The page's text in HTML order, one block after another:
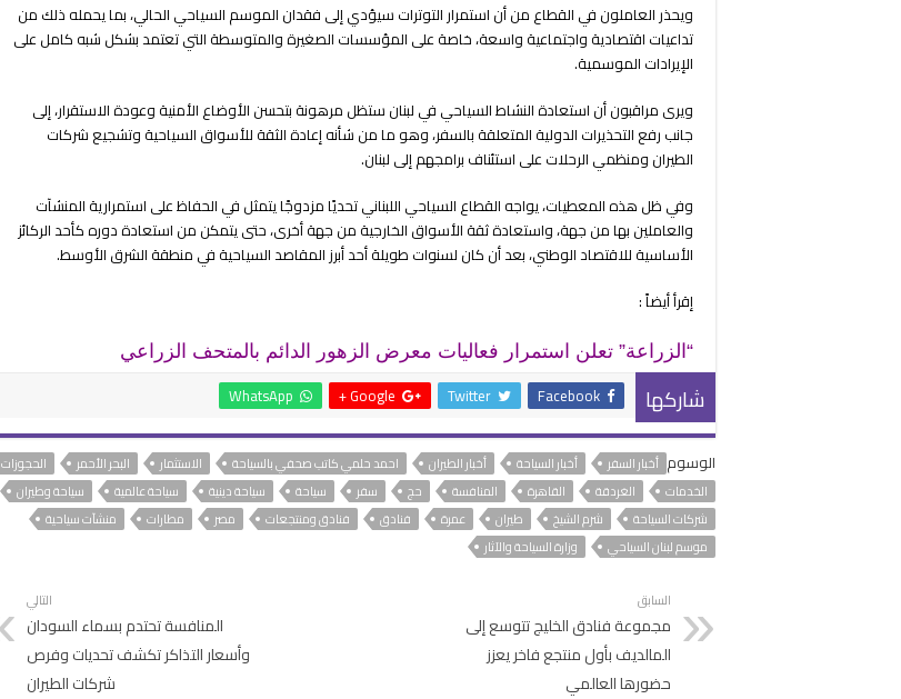
ويحذر العاملون في القطاع من أن استمرار التوترات سيؤدي إلى فقدان الموسم السياحي الحالي، بما يحمله ذلك من
تداعيات اقتصادية واجتماعية واسعة، خاصة على المؤسسات الصغيرة والمتوسطة التي تعتمد بشكل شبه كامل على
الإيرادات الموسمية.
ويرى مراقبون أن استعادة النشاط السياحي في لبنان ستظل مرهونة بتحسن الأوضاع الأمنية وعودة الاستقرار، إلى
جانب رفع التحذيرات الدولية المتعلقة بالسفر، وهو ما من شأنه إعادة الثقة للأسواق السياحية وتشجيع شركات
الطيران ومنظمي الرحلات على استئناف برامجهم إلى لبنان.
وفي ظل هذه المعطيات، يواجه القطاع السياحي اللبناني تحديًا مزدوجًا يتمثل في الحفاظ على استمرارية المنشآت
والعاملين بها من جهة، واستعادة ثقة الأسواق الخارجية من جهة أخرى، حتى يتمكن من استعادة دوره كأحد الركائز
الأساسية للاقتصاد الوطني، بعد أن كان لسنوات طويلة أحد أبرز المقاصد السياحية في منطقة الشرق الأوسط.
إقرأ أيضاً :
“الزراعة” تعلن استمرار فعاليات معرض الزهور الدائم بالمتحف الزراعي
شاركها Facebook
Twitter
Google +
WhatsApp
الوسوم أخبار السفر أخبار السياحة أخبار الطيران احمد حلمي كاتب صحفي بالسياحة الاستثمار البحر الأحمر
الحجوزات
الخدمات
الغردقة القاهرة المنافسة حج سفر سياحة سياحة دينية سياحة عالمية
سياحة وطيران
شركات السياحة
شرم الشيخ طيران عمرة فنادق فنادق ومنتجعات مصر مطارات
منشآت سياحية
موسم لبنان السياحي
وزارة السياحة والآثار
السابق
مجموعة فنادق الخليج تتوسع إلى
المالديف بأول منتجع فاخر يعزز
حضورها العالمي
التالي
المنافسة تحتدم بسماء السودان
وأسعار التذاكر تكشف تحديات وفرص
شركات الطيران